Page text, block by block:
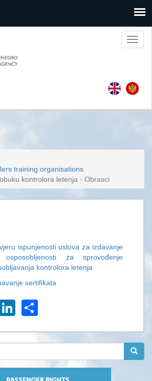
training organisations
kontrolora letenja - Obrasci
ispunjenosti uslova za izdavanje
za sprovođenje
kontrolora letenja
sertifikata
LinkedIn